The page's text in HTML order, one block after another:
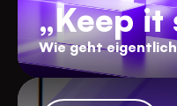
„Keep it
Wie geht